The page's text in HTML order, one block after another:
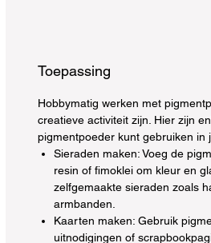
Toepassing
Hobbymatig werken met
creatieve activiteit zijn. Hier zijn
pigmentpoeder kunt gebruiken in
Sieraden maken: Voeg de
resin of fimoklei om kleur en
zelfgemaakte sieraden zoals
armbanden.
Kaarten maken: Gebruik
uitnodigingen of